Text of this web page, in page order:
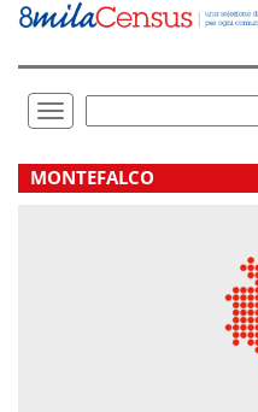
Vai
direttamente
Toggle
navigation
.
MONTEFALCO